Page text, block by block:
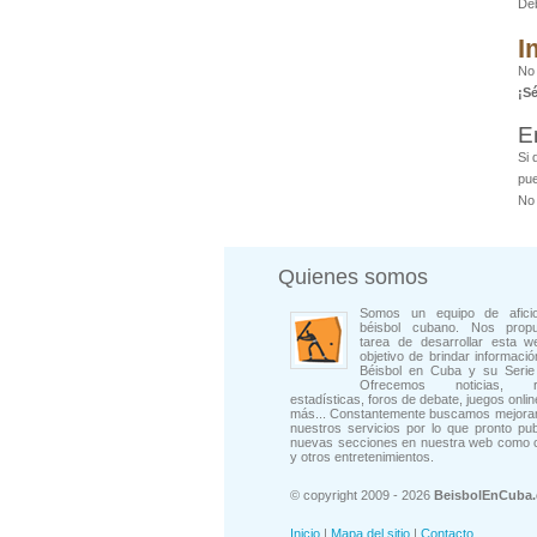
Si
Quienes somos
Somos un equipo de
béisbol cubano. Nos
tarea de desarrollar esta
objetivo de brindar
Béisbol en Cuba y su Serie
Ofrecemos noticias,
estadísticas, foros de debate, juegos
más... Constantemente buscamos
nuestros servicios por lo que pronto
nuevas secciones en nuestra web como
y otros entretenimientos.
© copyright 2009 - 2026
Inicio | Mapa del sitio | Contacto